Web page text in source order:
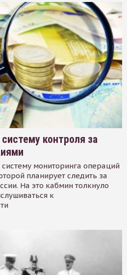
контроля за
мониторинга операций
планирует следить за
На это кабмин толкнуло
к